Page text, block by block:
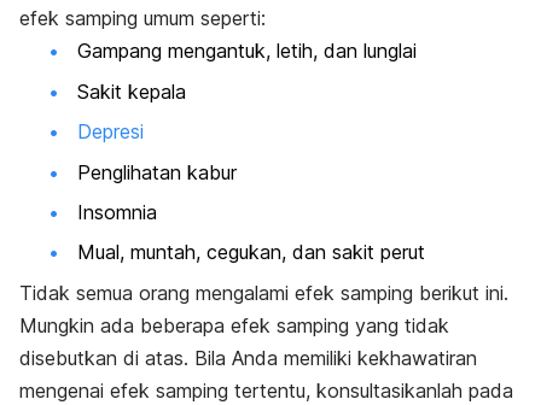
efek samping umum seperti:
Gampang mengantuk, letih, dan lunglai
Sakit kepala
Depresi
Penglihatan kabur
Insomnia
Mual, muntah, cegukan, dan sakit perut
Tidak semua orang mengalami efek samping berikut ini.
Mungkin ada beberapa efek samping yang tidak
disebutkan di atas. Bila Anda memiliki kekhawatiran
mengenai efek samping tertentu, konsultasikanlah pada